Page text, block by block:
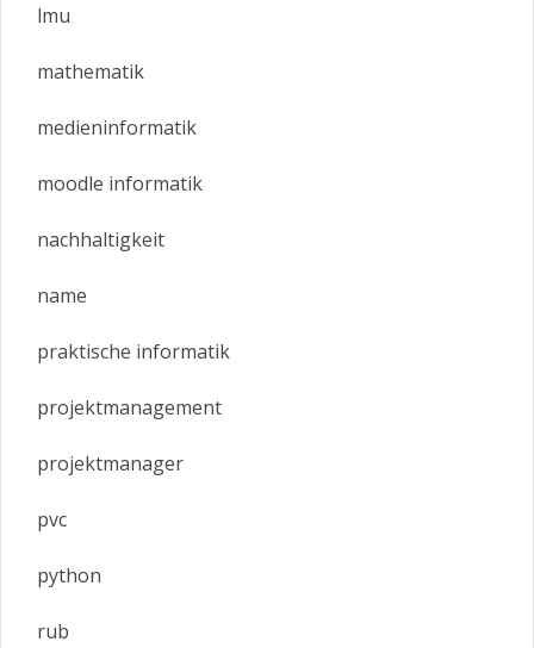
lmu
mathematik
medieninformatik
moodle informatik
nachhaltigkeit
name
praktische informatik
projektmanagement
projektmanager
pvc
python
rub